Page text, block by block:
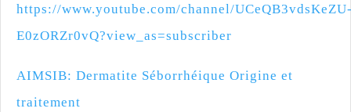
https://www.youtube.com/channel/
E0zORZr0vQ?view_as=subscriber
AIMSIB: Dermatite Séborrhéique Origine et
traitement